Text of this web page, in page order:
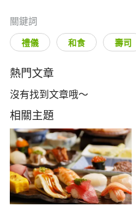
關鍵詞
禮儀 和食 壽司
熱門文章
沒有找到文章哦～
相關主題